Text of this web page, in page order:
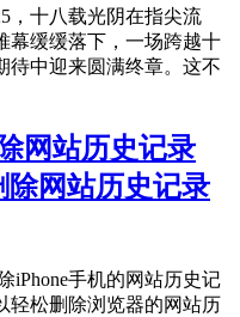
，十八载光阴在指尖流
幕缓缓落下，一场跨越十
待中迎来圆满终章。这不
网站历史记录
除网站历史记录
iPhone手机的网站历史记
轻松删除浏览器的网站历